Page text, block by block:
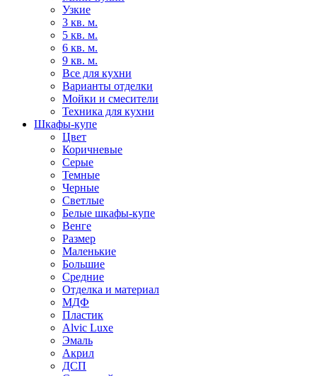
Узкие
3 кв. м.
5 кв. м.
6 кв. м.
9 кв. м.
Все для кухни
Варианты отделки
Мойки и смесители
Техника для кухни
Шкафы-купе
Цвет
Коричневые
Серые
Темные
Черные
Светлые
Белые шкафы-купе
Венге
Размер
Маленькие
Большие
Средние
Отделка и материал
МДФ
Пластик
Alvic Luxe
Эмаль
Акрил
ДСП